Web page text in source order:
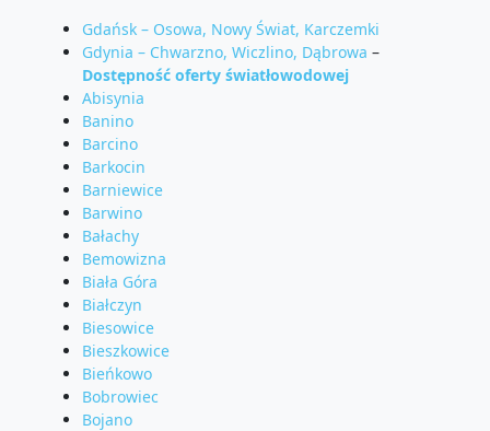
Gdańsk – Osowa, Nowy Świat, Karczemki
Gdynia – Chwarzno, Wiczlino, Dąbrowa –
Dostępność oferty światłowodowej
Abisynia
Banino
Barcino
Barkocin
Barniewice
Barwino
Bałachy
Bemowizna
Biała Góra
Białczyn
Biesowice
Bieszkowice
Bieńkowo
Bobrowiec
Bojano